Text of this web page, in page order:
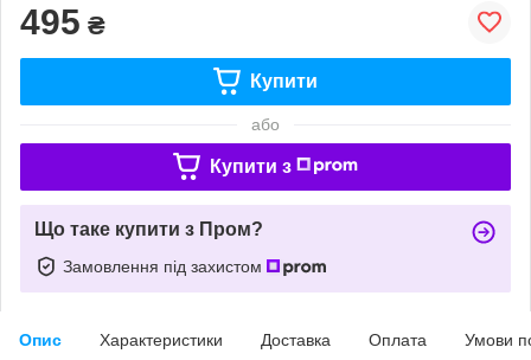
495 ₴
Купити
або
Купити з
Що таке купити з Пром?
Замовлення під захистом
Опис Характеристики Доставка Оплата Умови